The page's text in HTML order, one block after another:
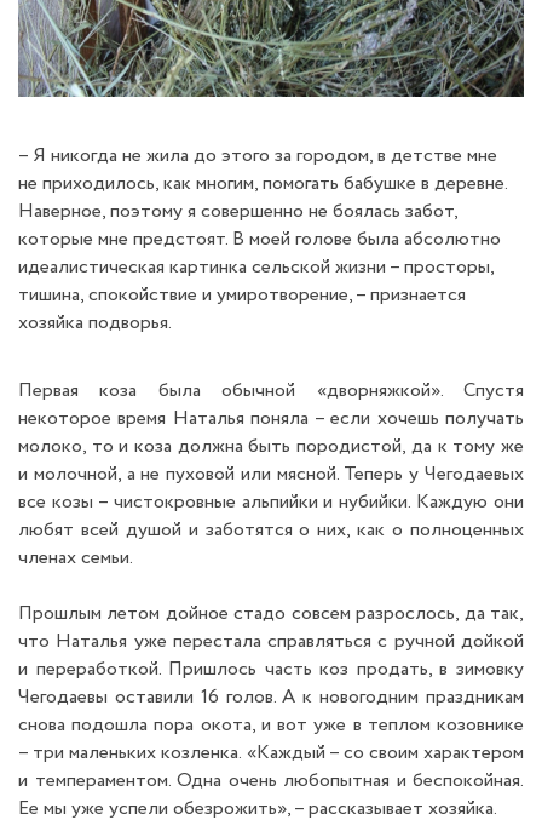
– Я никогда не жила до этого за городом, в детстве мне
не приходилось, как многим, помогать бабушке в деревне.
Наверное, поэтому я совершенно не боялась забот,
которые мне предстоят. В моей голове была абсолютно
идеалистическая картинка сельской жизни – просторы,
тишина, спокойствие и умиротворение, – признается
хозяйка подворья.
Первая коза была обычной «дворняжкой». Спустя
некоторое время Наталья поняла – если хочешь получать
молоко, то и коза должна быть породистой, да к тому же
и молочной, а не пуховой или мясной. Теперь у Чегодаевых
все козы – чистокровные альпийки и нубийки. Каждую они
любят всей душой и заботятся о них, как о полноценных
членах семьи.
Прошлым летом дойное стадо совсем разрослось, да так,
что Наталья уже перестала справляться с ручной дойкой
и переработкой. Пришлось часть коз продать, в зимовку
Чегодаевы оставили 16 голов. А к новогодним праздникам
снова подошла пора окота, и вот уже в теплом козовнике
– три маленьких козленка. «Каждый – со своим характером
и темпераментом. Одна очень любопытная и беспокойная.
Ее мы уже успели обезрожить», – рассказывает хозяйка.